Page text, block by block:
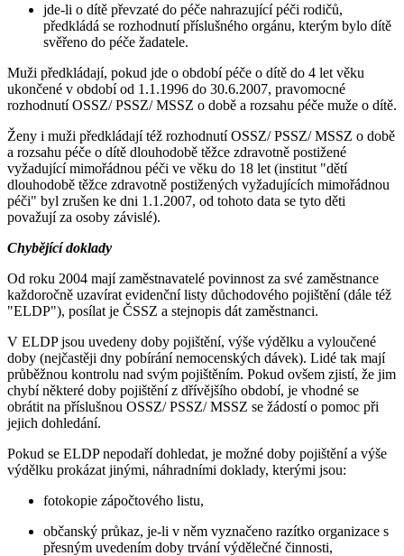
jde-li o dítě převzaté do péče nahrazující péči rodičů,
předkládá se rozhodnutí příslušného orgánu, kterým bylo dítě
svěřeno do péče žadatele.
Muži předkládají, pokud jde o období péče o dítě do 4 let věku
ukončené v období od 1.1.1996 do 30.6.2007, pravomocné
rozhodnutí OSSZ/ PSSZ/ MSSZ o době a rozsahu péče muže o dítě.
Ženy i muži předkládají též rozhodnutí OSSZ/ PSSZ/ MSSZ o době
a rozsahu péče o dítě dlouhodobě těžce zdravotně postižené
vyžadující mimořádnou péči ve věku do 18 let (institut "dětí
dlouhodobě těžce zdravotně postižených vyžadujících mimořádnou
péči" byl zrušen ke dni 1.1.2007, od tohoto data se tyto děti
považují za osoby závislé).
Chybějící doklady
Od roku 2004 mají zaměstnavatelé povinnost za své zaměstnance
každoročně uzavírat evidenční listy důchodového pojištění (dále též
"ELDP"), posílat je ČSSZ a stejnopis dát zaměstnanci.
V ELDP jsou uvedeny doby pojištění, výše výdělku a vyloučené
doby (nejčastěji dny pobírání nemocenských dávek). Lidé tak mají
průběžnou kontrolu nad svým pojištěním. Pokud ovšem zjistí, že jim
chybí některé doby pojištění z dřívějšího období, je vhodné se
obrátit na příslušnou OSSZ/ PSSZ/ MSSZ se žádostí o pomoc při
jejich dohledání.
Pokud se ELDP nepodaří dohledat, je možné doby pojištění a výše
výdělku prokázat jinými, náhradními doklady, kterými jsou:
fotokopie zápočtového listu,
občanský průkaz, je-li v něm vyznačeno razítko organizace s
přesným uvedením doby trvání výdělečné činnosti,